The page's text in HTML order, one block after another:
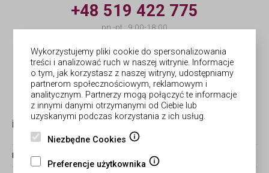
+48 519 422 775
pn.-pt.: 9:00-18:00
info@forges.pl
© Forges | wykonanie Netergo
informacje obsługa zamówień
ZWROTY I REKLAMACJE
Wykorzystujemy pliki cookie do spersonalizowania
treści i analizować ruch w naszej witrynie. Informacje
o tym, jak korzystasz z naszej witryny, udostępniamy
partnerom społecznościowym, reklamowym i
analitycznym. Partnerzy mogą połączyć te informacje
z innymi danymi otrzymanymi od Ciebie lub
uzyskanymi podczas korzystania z ich usług.
Niezbędne Cookies
Preferencje użytkownika